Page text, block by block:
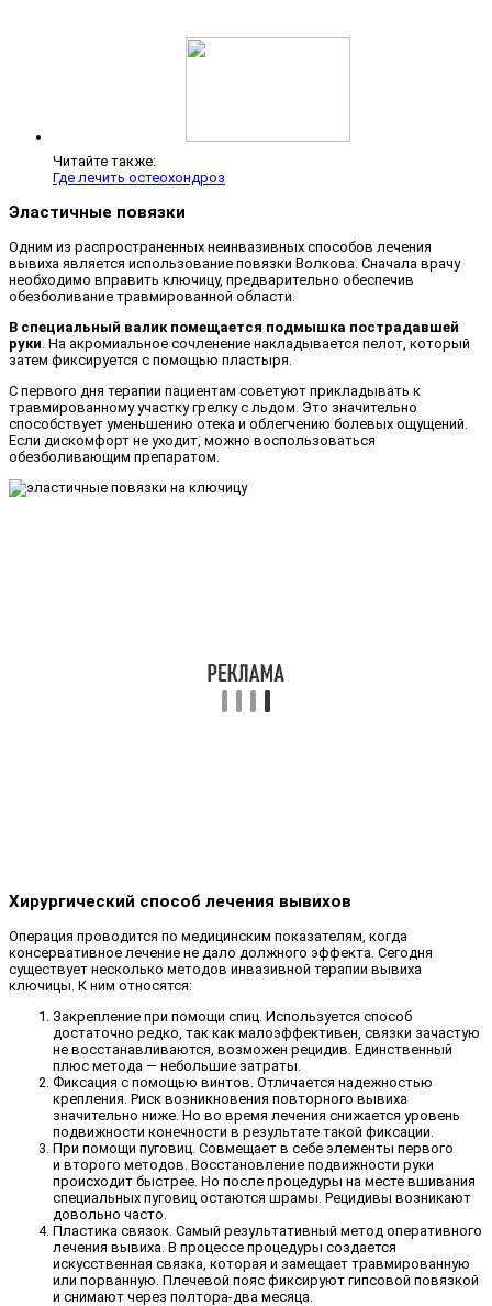
Читайте также:
Где лечить остеохондроз
Эластичные повязки
Одним из распространенных неинвазивных способов лечения
вывиха является использование повязки Волкова. Сначала врачу
необходимо вправить ключицу, предварительно обеспечив
обезболивание травмированной области.
В специальный валик помещается подмышка пострадавшей
руки. На акромиальное сочленение накладывается пелот, который
затем фиксируется с помощью пластыря.
С первого дня терапии пациентам советуют прикладывать к
травмированному участку грелку с льдом. Это значительно
способствует уменьшению отека и облегчению болевых ощущений.
Если дискомфорт не уходит, можно воспользоваться
обезболивающим препаратом.
Хирургический способ лечения вывихов
Операция проводится по медицинским показателям, когда
консервативное лечение не дало должного эффекта. Сегодня
существует несколько методов инвазивной терапии вывиха
ключицы. К ним относятся:
Закрепление при помощи спиц. Используется способ
достаточно редко, так как малоэффективен, связки зачастую
не восстанавливаются, возможен рецидив. Единственный
плюс метода — небольшие затраты.
Фиксация с помощью винтов. Отличается надежностью
крепления. Риск возникновения повторного вывиха
значительно ниже. Но во время лечения снижается уровень
подвижности конечности в результате такой фиксации.
При помощи пуговиц. Совмещает в себе элементы первого
и второго методов. Восстановление подвижности руки
происходит быстрее. Но после процедуры на месте вшивания
специальных пуговиц остаются шрамы. Рецидивы возникают
довольно часто.
Пластика связок. Самый результативный метод оперативного
лечения вывиха. В процессе процедуры создается
искусственная связка, которая и замещает травмированную
или порванную. Плечевой пояс фиксируют гипсовой повязкой
и снимают через полтора-два месяца.